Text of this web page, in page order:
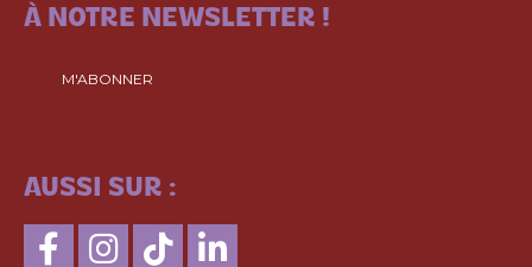
À NOTRE NEWSLETTER !
M'ABONNER
AUSSI SUR :